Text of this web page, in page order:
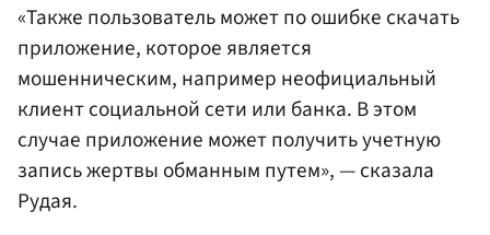
«Также пользователь может по ошибке скачать
приложение, которое является
мошенническим, например неофициальный
клиент социальной сети или банка. В этом
случае приложение может получить учетную
запись жертвы обманным путем», — сказала
Рудая.